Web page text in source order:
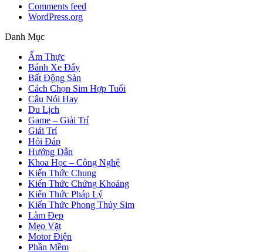
Comments feed
WordPress.org
Danh Mục
Ẩm Thực
Bánh Xe Đẩy
Bất Động Sản
Cách Chọn Sim Hợp Tuổi
Câu Nói Hay
Du Lịch
Game – Giải Trí
Giải Trí
Hỏi Đáp
Hướng Dẫn
Khoa Học – Công Nghệ
Kiến Thức Chung
Kiến Thức Chứng Khoáng
Kiến Thức Pháp Lý
Kiến Thức Phong Thủy Sim
Làm Đẹp
Mẹo Vặt
Motor Điện
Phần Mềm